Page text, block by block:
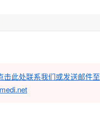
击此处联系我们或发送邮件至